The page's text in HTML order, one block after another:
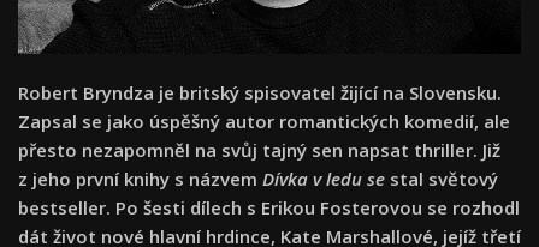
Robert Bryndza je britský spisovatel žijící na Slovensku.
Zapsal se jako úspěšný autor romantických komedií, ale
přesto nezapomněl na svůj tajný sen napsat thriller. Již
z jeho první knihy s názvem Dívka v ledu se stal světový
bestseller. Po šesti dílech s Erikou Fosterovou se rozhodl
dát život nové hlavní hrdince, Kate Marshallové, jejíž třetí